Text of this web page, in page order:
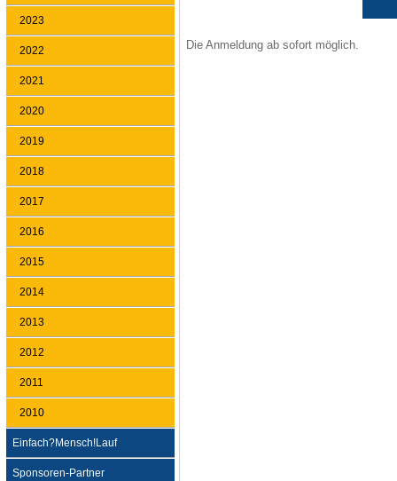
2023
2022
2021
2020
2019
2018
2017
2016
2015
2014
2013
2012
2011
2010
Einfach?Mensch!Lauf
Sponsoren-Partner
Die Anmeldung ab sofort möglich.